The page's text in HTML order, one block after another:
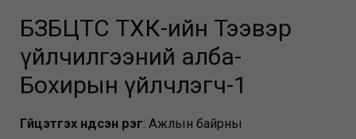
БЗӨБЦТС ТӨХК-ийн Тээвэр
үйлчилгээний алба-
Бохирын үйлчлэгч-1
Гүйцэтгэх үндсэн үүрэг: Ажлын байрны